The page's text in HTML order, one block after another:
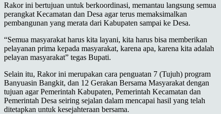
Rakor ini bertujuan untuk berkoordinasi, memantau langsung semua
perangkat Kecamatan dan Desa agar terus memaksimalkan
pembangunan yang merata dari Kabupaten sampai ke Desa.
“Semua masyarakat harus kita layani, kita harus bisa memberikan
pelayanan prima kepada masyarakat, karena apa, karena kita adalah
pelayan masyarakat” tegas Bupati.
Selain itu, Rakor ini merupakan cara penguatan 7 (Tujuh) program
Banyuasin Bangkit, dan 12 Gerakan Bersama Masyarakat dengan
tujuan agar Pemerintah Kabupaten, Pemerintah Kecamatan dan
Pemerintah Desa seiring sejalan dalam mencapai hasil yang telah
ditetapkan untuk kesejahteraan bersama.